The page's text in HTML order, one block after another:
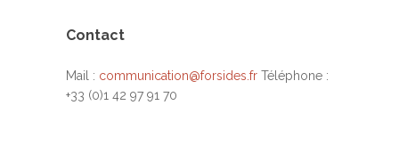
Contact
Mail : communication@forsides.fr Téléphone :
+33 (0)1 42 97 91 70